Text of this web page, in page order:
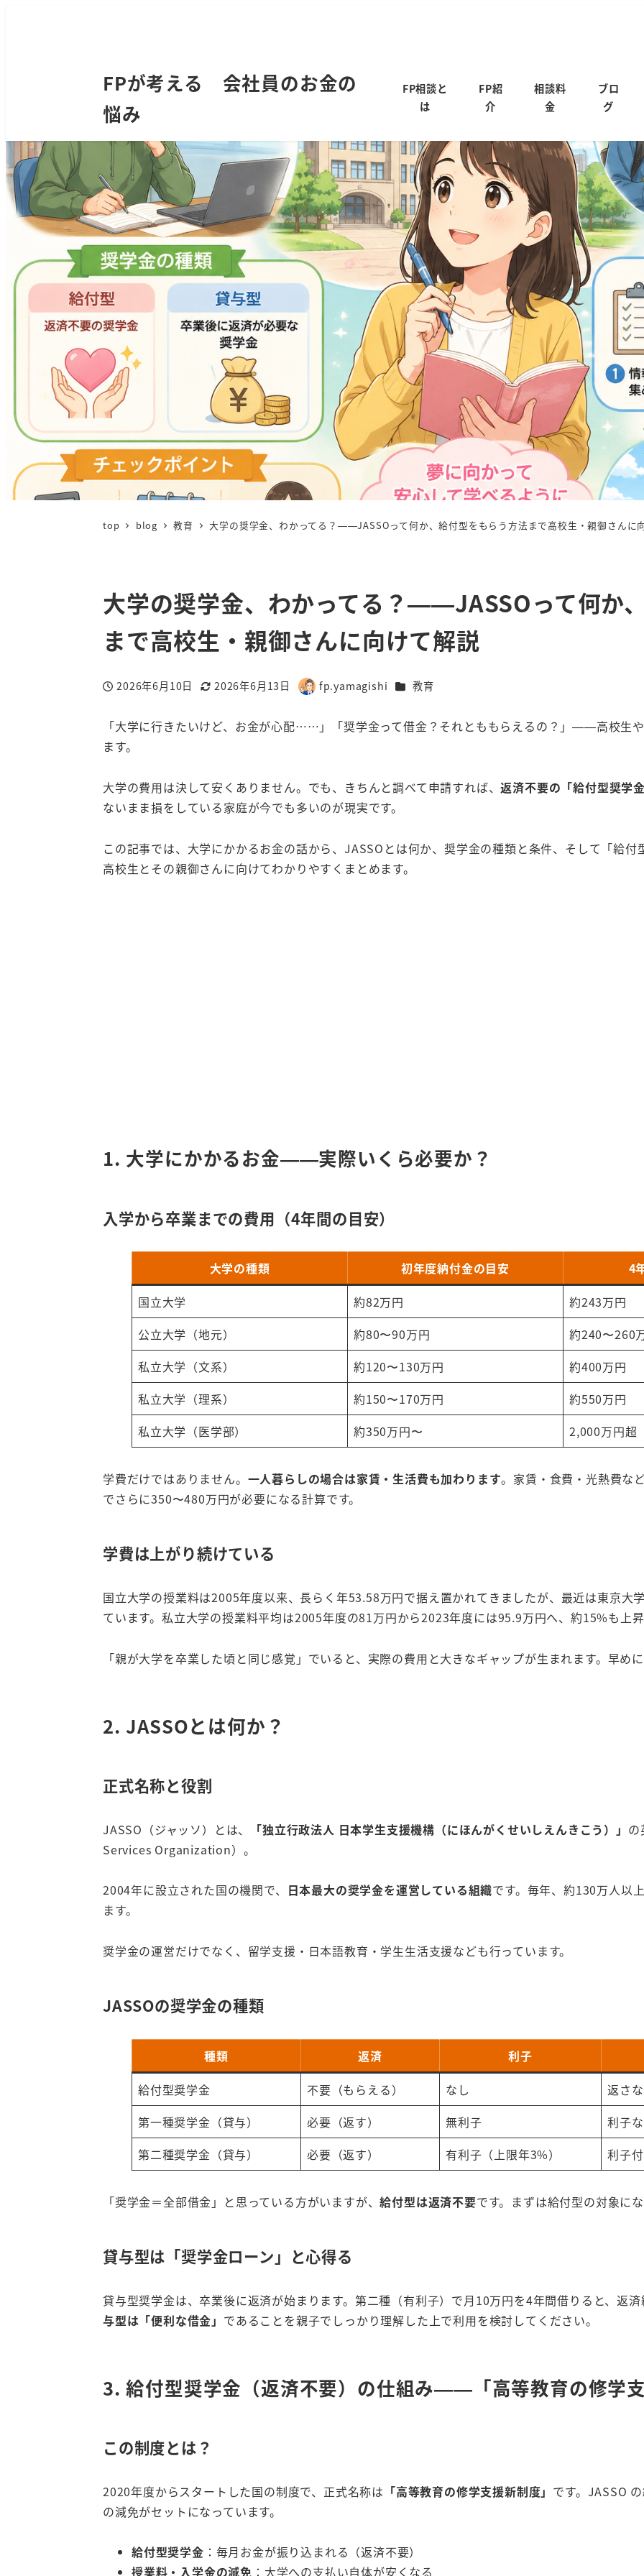
FPが考える 会社員のお金の
悩み
FP相談と
は
FP紹
介
相談料
金
ブロ
グ
top blog 教育 大学の奨学金、わかってる？——JASSOって何か、給付型をもらう方法まで高校生・親御さんに
大学の奨学金、わかってる？——JASSOって何か
まで高校生・親御さんに向けて解説
投稿日
2026年6月10日
更新日
2026年6月13日
著
fp.yamagishi カテゴリー
教育
「大学に行きたいけど、お金が心配……」「奨学金って借金？それとももらえるの？」——高校生
ます。
大学の費用は決して安くありません。でも、きちんと調べて申請すれば、返済不要の「給付型奨学金
ないまま損をしている家庭が今でも多いのが現実です。
この記事では、大学にかかるお金の話から、JASSOとは何か、奨学金の種類と条件、そして「給付
高校生とその親御さんに向けてわかりやすくまとめます。
1. 大学にかかるお金——実際いくら必要か？
入学から卒業までの費用（4年間の目安）
大学の種類 初年度納付金の目安
4
国立大学
約82万円
約243万円
公立大学（地元）
約80〜90万円
約240〜260
私立大学（文系）
約120〜130万円
約400万円
私立大学（理系）
約150〜170万円
約550万円
私立大学（医学部）
約350万円〜 2,000万円超
学費だけではありません。 一人暮らしの場合は家賃・生活費も加わります。家賃・食費・光熱費な
でさらに350〜480万円が必要になる計算です。
学費は上がり続けている
国立大学の授業料は2005年度以来、長らく年53.58万円で据え置かれてきましたが、最近は東京大
ています。私立大学の授業料平均は2005年度の81万円から2023年度には95.9万円へ、約15%も上昇
「親が大学を卒業した頃と同じ感覚」でいると、実際の費用と大きなギャップが生まれます。早め
2. JASSOとは何か？
正式名称と役割
JASSO（ジャッソ）とは、 「独立行政法人 日本学生支援機構（にほんがくせいしえんきこう）」
Services Organization）。
2004年に設立された国の機関で、 日本最大の奨学金を運営している組織です。毎年、約130万人以
ます。
奨学金の運営だけでなく、留学支援・日本語教育・学生生活支援なども行っています。
JASSOの奨学金の種類
種類 返済 利子
給付型奨学金
不要（もらえる） なし
返さ
第一種奨学金（貸与）
必要（返す） 無利子
利子
第二種奨学金（貸与）
必要（返す） 有利子（上限年3%） 利子
「奨学金＝全部借金」と思っている方がいますが、給付型は返済不要です。まずは給付型の対象に
貸与型は「奨学金ローン」と心得る
貸与型奨学金は、卒業後に返済が始まります。第二種（有利子）で月10万円を4年間借りると、返
与型は「便利な借金」 であることを親子でしっかり理解した上で利用を検討してください。
3. 給付型奨学金（返済不要）の仕組み——「高等教育の修学支
この制度とは？
2020年度からスタートした国の制度で、正式名称は 「高等教育の修学支援新制度」 です。JASSO
の減免がセットになっています。
給付型奨学金 ：毎月お金が振り込まれる（返済不要）
授業料・入学金の減免 ：大学への支払い自体が安くなる